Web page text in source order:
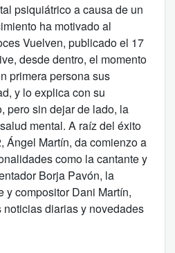
psiquiátrico a causa de un
ha motivado al
Vuelven, publicado el 17
desde dentro, el momento
primera persona sus
y lo explica con su
pero sin dejar de lado, la
mental. A raíz del éxito
Ángel Martín, da comienzo a
como la cantante y
Borja Pavón, la
y compositor Dani Martín,
diarias y novedades